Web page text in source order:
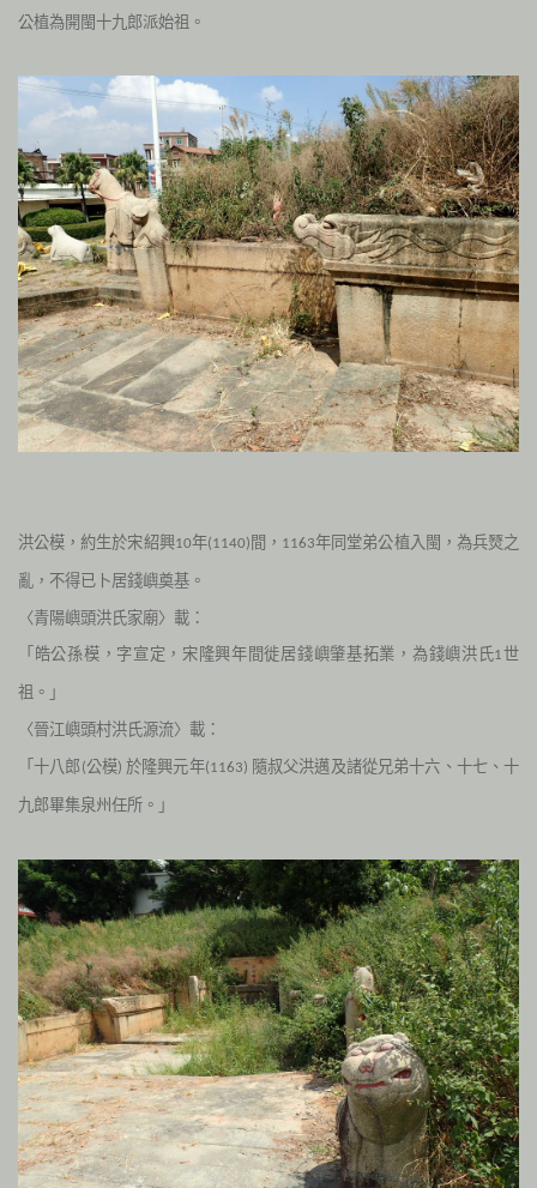
公植為開閩十九郎派始祖。
洪公模，約生於宋紹興10年(1140)間， 1163年同堂弟公植入閩，為兵燹之
亂，不得已卜居錢嶼奠基。
〈青陽嶼頭洪氏家廟〉載：
「皓公孫模，字宣定，宋隆興年間徙居錢嶼肇基拓業，為錢嶼洪氏1世
祖。」
〈晉江嶼頭村洪氏源流〉載：
「十八郎(公模) 於隆興元年(1163) 隨叔父洪邁及諸從兄弟十六、十七、十
九郎畢集泉州任所。」